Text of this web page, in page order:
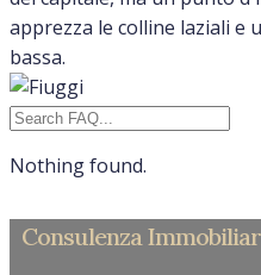
apprezza le colline laziali e
bassa.
Nothing found.
Consulenza